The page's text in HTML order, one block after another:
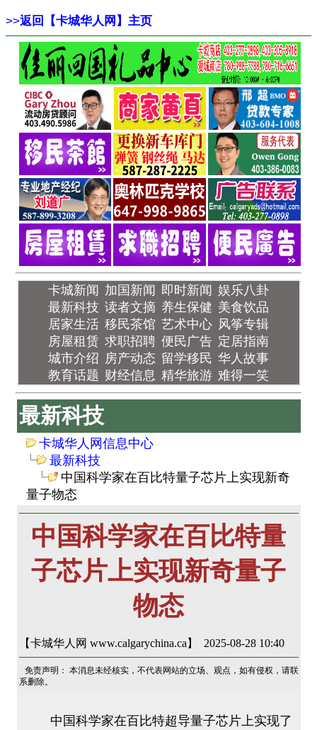
>>返回【卡城华人网】主页
卡城新闻 加国新闻 即时新闻 娱乐八卦
最新科技 读者文摘 养生保健 美食饮品
居家生活 移民茶馆 艺术中心 风筝专辑
房屋租赁 求职招聘 便民广告 定居指南
城市介绍 房产动态 留学移民 华人故事
教育话题 财经信息 精华旅游 难得一笑
最新科技
卡城华人网信息中心
最新科技
中国科学家在百比特量子芯片上实现新奇
量子物态
中国科学家在百比特量
子芯片上实现新奇量子
物态
【卡城华人网 www.calgarychina.ca】 2025-08-28 10:40
免责声明： 本消息未经核实，不代表网站的立场、观点，如有侵权，请联
系删除。
中国科学家在百比特超导量子芯片上实现了